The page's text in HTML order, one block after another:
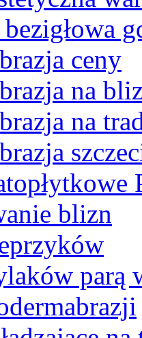
ceny
na
na
blizn
parą